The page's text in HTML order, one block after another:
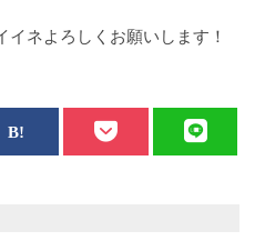
ネよろしくお願いします！